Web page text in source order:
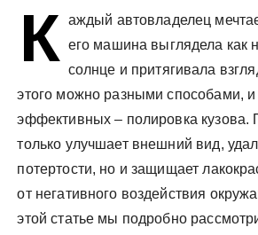
К аждый автовладелец
его машина выглядела как
солнце и притягивала
этого можно разными способами,
эффективных – полировка кузова.
только улучшает внешний вид,
потертости, но и защищает
от негативного воздействия
этой статье мы подробно